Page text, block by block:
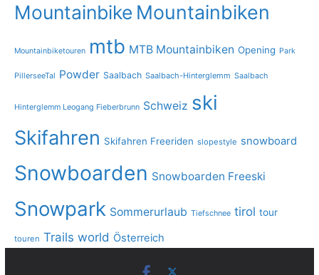
Mountainbike Mountainbiken
Mountainbiketouren mtb MTB Mountainbiken Opening Park
PillerseeTal Powder Saalbach Saalbach-Hinterglemm Saalbach
Hinterglemm Leogang Fieberbrunn Schweiz ski
Skifahren Skifahren Freeriden slopestyle snowboard
Snowboarden Snowboarden Freeski
Snowpark Sommerurlaub Tiefschnee tirol tour
touren Trails world Österreich